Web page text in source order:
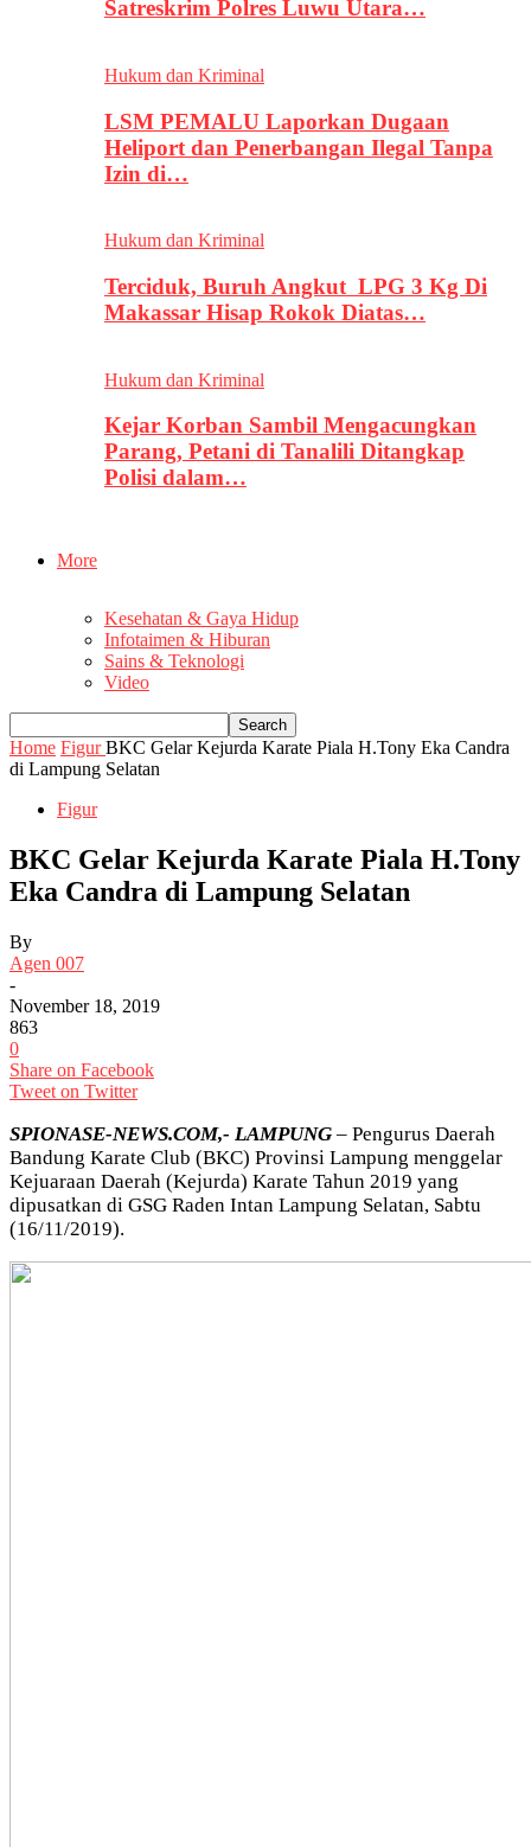
Satreskrim Polres Luwu Utara…
Hukum dan Kriminal
LSM PEMALU Laporkan Dugaan
Heliport dan Penerbangan Ilegal Tanpa
Izin di…
Hukum dan Kriminal
Terciduk, Buruh Angkut LPG 3 Kg Di
Makassar Hisap Rokok Diatas…
Hukum dan Kriminal
Kejar Korban Sambil Mengacungkan
Parang, Petani di Tanalili Ditangkap
Polisi dalam…
More
Kesehatan & Gaya Hidup
Infotaimen & Hiburan
Sains & Teknologi
Video
Home Figur BKC Gelar Kejurda Karate Piala H.Tony Eka Candra
di Lampung Selatan
Figur
BKC Gelar Kejurda Karate Piala H.Tony
Eka Candra di Lampung Selatan
By
Agen 007
-
November 18, 2019
863
0
Share on Facebook
Tweet on Twitter
SPIONASE-NEWS.COM,- LAMPUNG – Pengurus Daerah
Bandung Karate Club (BKC) Provinsi Lampung menggelar
Kejuaraan Daerah (Kejurda) Karate Tahun 2019 yang
dipusatkan di GSG Raden Intan Lampung Selatan, Sabtu
(16/11/2019).